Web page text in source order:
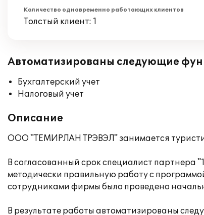
Количество одновременно работающих клиентов
Толстый клиент: 1
Автоматизированы следующие
Бухгалтерский учет
Налоговый учет
Описание
ООО "ТЕМИРЛАН ТРЭВЭЛ" занимается
В согласованный срок специалист партнера
методически правильную работу с
сотрудниками фирмы было проведено
В результате работы автоматизированы